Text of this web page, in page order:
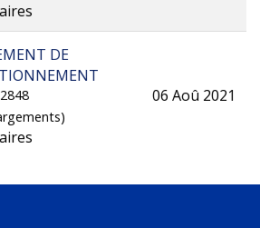
DE
06 Aoû 2021